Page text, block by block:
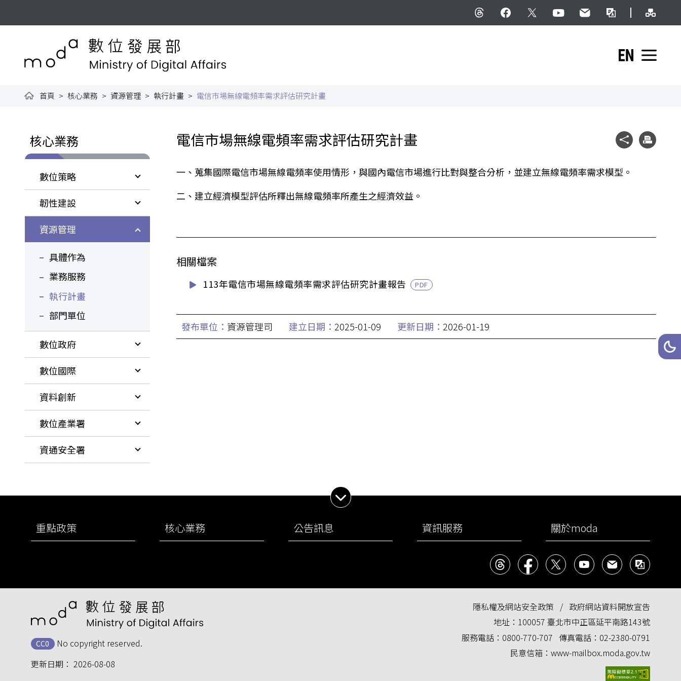
網站
深
Threadsfacebook
X YouTube民意信箱雙語詞彙
數位發展部全球資訊網
English展開
首頁 核心業務 資源管理 執行計畫 電信市場無線電頻率需求評估研究計畫
核心業務
數位策略
韌性建設
資源管理
具體作為
業務服務
執行計畫
部門單位
數位政府
數位國際
資料創新
數位產業署
資通安全署
電信市場無線電頻率需求評估研究計畫 社群分享
列印
一、蒐集國際電信市場無線電頻率使用情形，與國內電信市場進行比對與整合分析，並建立無線電頻率需求模型。
二、建立經濟模型評估所釋出無線電頻率所產生之經濟效益。
相關檔案
113年電信市場無線電頻率需求評估研究計畫報告 PDF
發布單位： 資源管理司 建立日期： 2025-01-09 更新日期： 2026-01-19
展開子選單
重點政策 核心業務 公告訊息 資訊服務 關於moda
Threadsfacebook
X YouTube民意信箱雙語
CC0
No copyright reserved.
更新日期： 2026-08-08
隱私權及網站安全政策
政府網站資料開放宣告
地址： 100057 臺北市中正區延平南路143號
服務電話： 0800-770-707 傳真電話： 02-2380-0791
民意信箱： www-mailbox.moda.gov.tw